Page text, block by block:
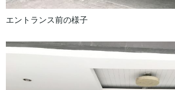
エントランス前の様子